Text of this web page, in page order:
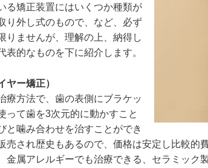
る矯正装置にはいくつか種類が
り外し式のもので、など、必ず
りませんが、理解の上、納得し
表的なものを下に紹介します。
ヤー矯正）
療方法で、歯の表側にブラケッ
って歯を3次元的に動かすこと
と噛み合わせを治すことができ
売され歴史もあるので、価格は安定し比較的
金属アレルギーでも治療できる、セラミック